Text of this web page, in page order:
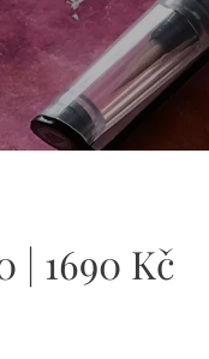
| 1690 Kč